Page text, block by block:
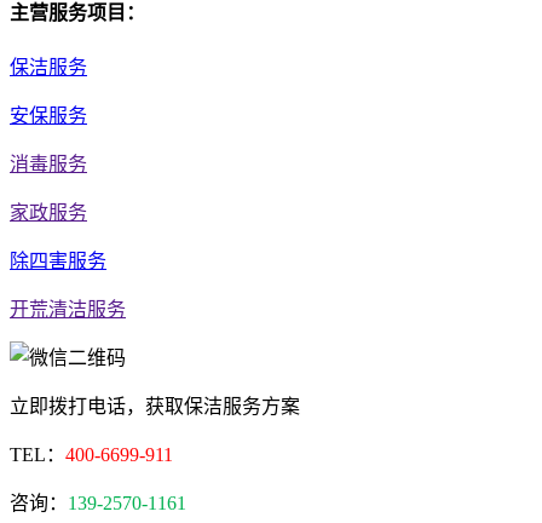
主营服务项目：
保洁服务
安保服务
消毒服务
家政服务
除四害服务
开荒清洁服务
立即拨打电话，获取保洁服务方案
TEL： 400-6699-911
咨询： 139-2570-1161